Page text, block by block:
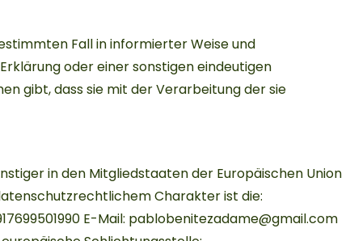
Fall in informierter Weise und
oder einer sonstigen eindeutigen
gibt, dass sie mit der Verarbeitung der sie
in den Mitgliedstaaten der Europäischen Union
Charakter ist die:
E-Mail: pablobenitezadame@gmail.com